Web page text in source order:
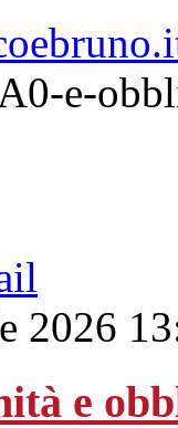
e-
2026
e